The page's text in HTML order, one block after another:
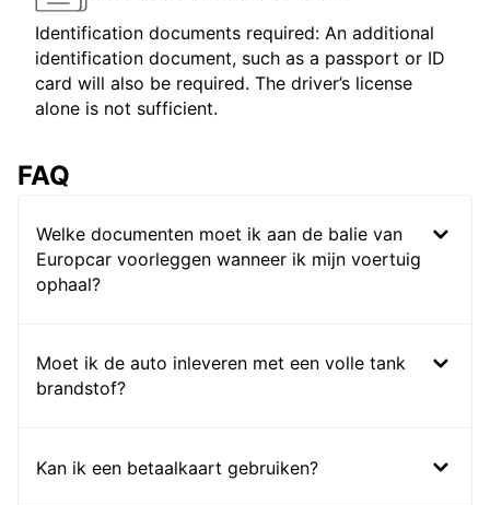
Identification documents required: An additional
identification document, such as a passport or ID
card will also be required. The driver’s license
alone is not sufficient.
FAQ
Welke documenten moet ik aan de balie van
Europcar voorleggen wanneer ik mijn voertuig
ophaal?
Moet ik de auto inleveren met een volle tank
brandstof?
Kan ik een betaalkaart gebruiken?